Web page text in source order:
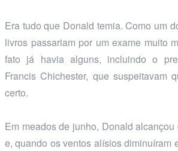
Era tudo que Donald temia. Como um
livros passariam por um exame muito
fato já havia alguns, incluindo o
Francis Chichester, que suspeitavam
certo.
Em meados de junho, Donald
e, quando os ventos alísios diminuíram